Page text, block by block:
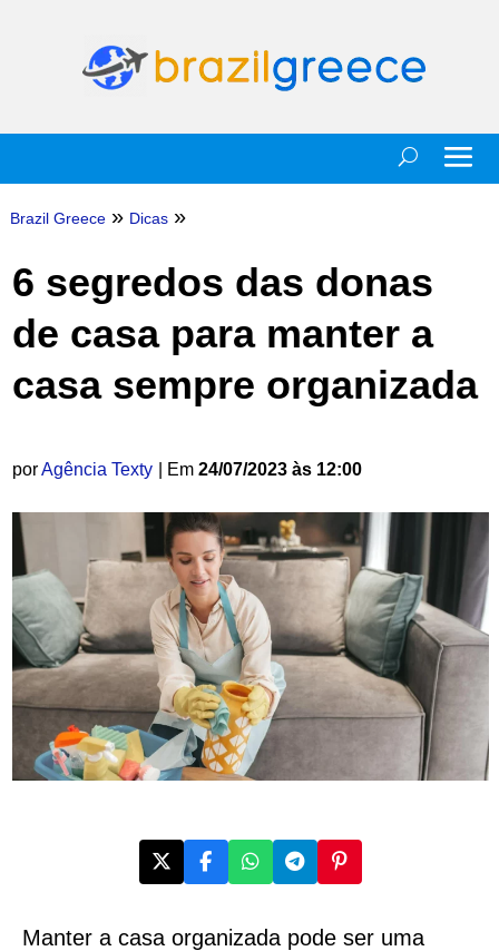
Brazil Greece » Dicas »
6 segredos das donas
de casa para manter a
casa sempre organizada
porAgência Texty | Em 24/07/2023 às 12:00
Manter a casa organizada pode ser uma